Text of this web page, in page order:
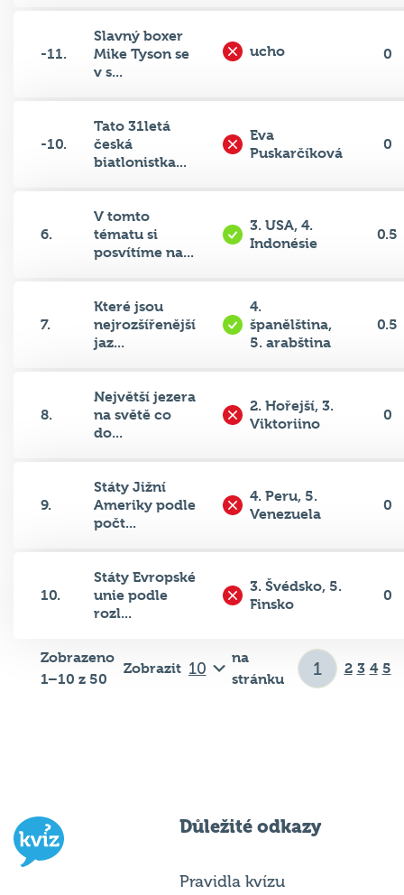
-11.
Slavný boxer
Mike Tyson se
v s...
ucho 0
-10.
Tato 31letá
česká
biatlonistka...
Eva
Puskarčíková
0
6.
V tomto
tématu si
posvítíme na...
3. USA, 4.
Indonésie
0.5
7.
Které jsou
nejrozšířenější
jaz...
4.
španělština,
5. arabština
0.5
8.
Největší jezera
na světě co
do...
2. Hořejší, 3.
Viktoriino
0
9.
Státy Jižní
Ameriky podle
počt...
4. Peru, 5.
Venezuela
0
10.
Státy Evropské
unie podle
rozl...
3. Švédsko, 5.
Finsko
0
Zobrazeno
1–10 z 50
Zobrazit
na
stránku
2 3 4 5
Důležité odkazy
Pravidla kvízu